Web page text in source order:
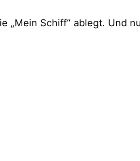
„Mein Schiff“ ablegt. Und